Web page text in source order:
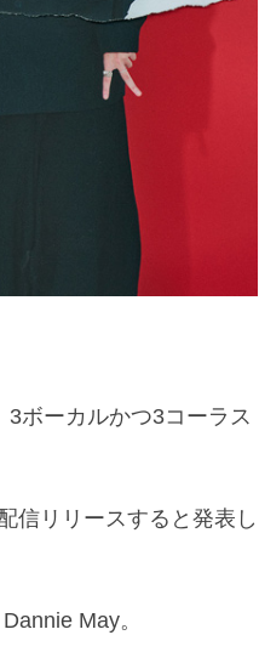
ボーカルかつ3コーラス
信リリースすると発表し
May。